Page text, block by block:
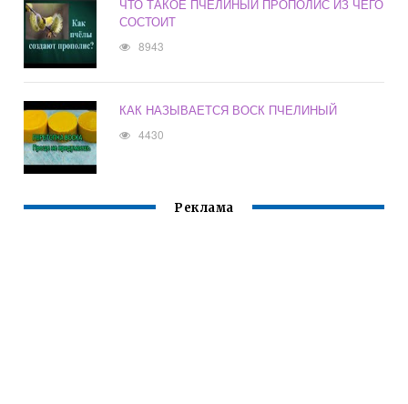
ЧТО ТАКОЕ ПЧЕЛИНЫЙ ПРОПОЛИС ИЗ ЧЕГО
СОСТОИТ
8943
КАК НАЗЫВАЕТСЯ ВОСК ПЧЕЛИНЫЙ
4430
Реклама